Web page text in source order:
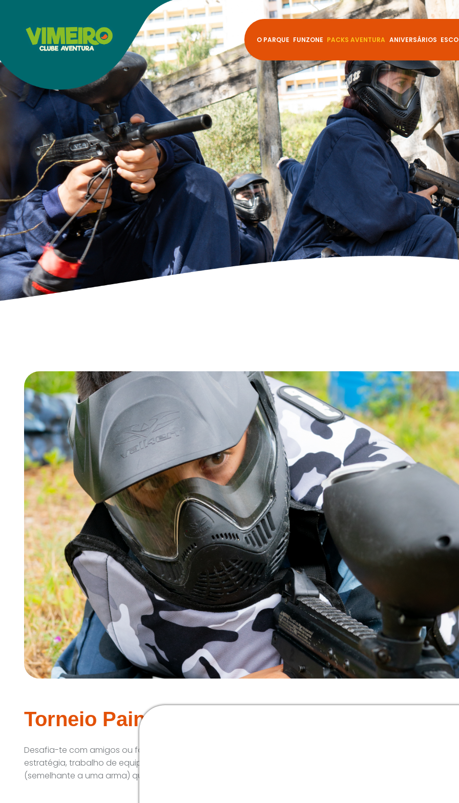
O PARQUE FUNZONE PACKS AVENTURA ANIVERSÁRIOS
Torneio Paintball - Packs Aventura
Desafia-te com amigos ou familiares durante um jogo selvagem de Paintball. O paintball é um jogo de
estratégia, trabalho de equipa e coordenação. Cada jogador encontra-se munido de um marcador
(semelhante a uma arma) que dispara pequenas bolas que contêm tinta solúvel e biodegradável.